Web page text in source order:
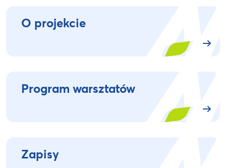
O projekcie
Program warsztatów
Zapisy